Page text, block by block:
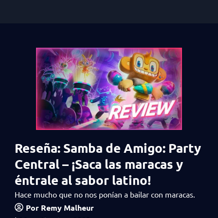
Reseña: Samba de Amigo: Party
Central – ¡Saca las maracas y
éntrale al sabor latino!
Hace mucho que no nos ponían a bailar con maracas.
Por Remy Malheur